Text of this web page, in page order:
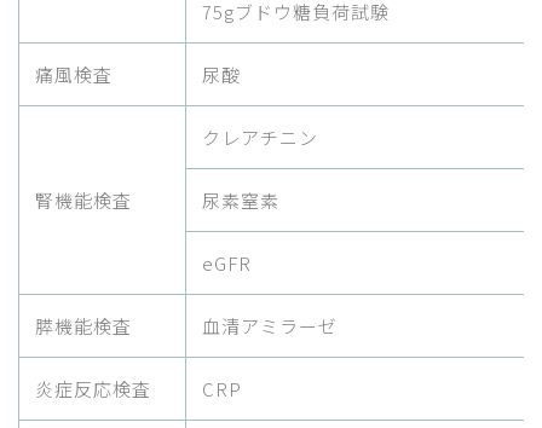
75gブドウ糖負荷試験
痛風検査 尿酸
腎機能検査
クレアチニン
尿素窒素
eGFR
膵機能検査 血清アミラーゼ
炎症反応検査 CRP